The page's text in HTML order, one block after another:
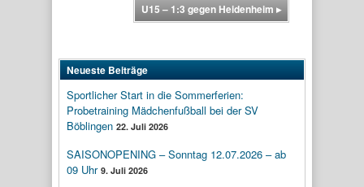
U15 – 1:3 gegen Heidenheim ▸
Neueste Beiträge
Sportlicher Start in die Sommerferien:
Probetraining Mädchenfußball bei der SV
Böblingen 22. Juli 2026
SAISONOPENING – Sonntag 12.07.2026 – ab
09 Uhr 9. Juli 2026